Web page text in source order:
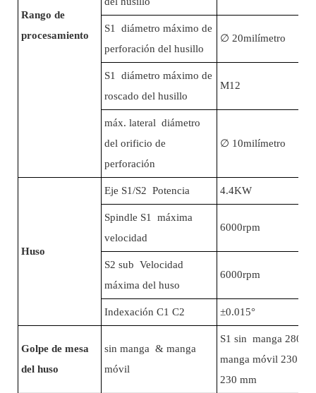
Rango de
procesamiento
S1 diámetro máximo de
perforación del husillo
∅ 20milímetro
S1 diámetro máximo de
roscado del husillo
M12
máx. lateral diámetro
del orificio de
perforación
∅ 10milímetro
Huso
Eje S1/S2 Potencia 4.4KW
Spindle S1 máxima
velocidad
6000rpm
S2 sub Velocidad
máxima del huso
6000rpm
Indexación C1 C2 ±0.015°
Golpe de mesa
del huso
sin manga & manga
móvil
S1 sin manga 280
manga móvil 230
230 mm